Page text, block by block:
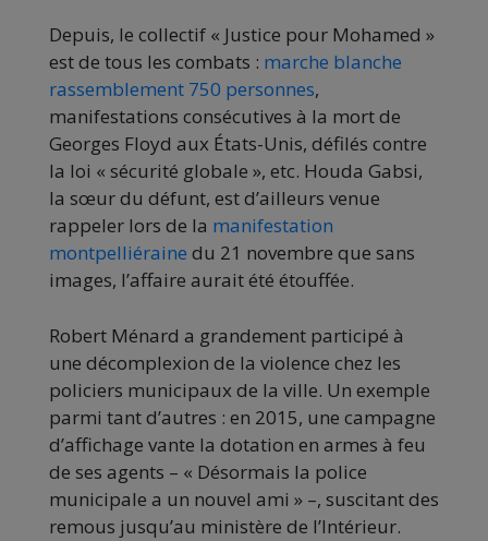
Depuis, le collectif « Justice pour Mohamed »
est de tous les combats : marche blanche
rassemblement 750 personnes,
manifestations consécutives à la mort de
Georges Floyd aux États-Unis, défilés contre
la loi « sécurité globale », etc. Houda Gabsi,
la sœur du défunt, est d’ailleurs venue
rappeler lors de la manifestation
montpelliéraine du 21 novembre que sans
images, l’affaire aurait été étouffée.
Robert Ménard a grandement participé à
une décomplexion de la violence chez les
policiers municipaux de la ville. Un exemple
parmi tant d’autres : en 2015, une campagne
d’affichage vante la dotation en armes à feu
de ses agents – « Désormais la police
municipale a un nouvel ami » –, suscitant des
remous jusqu’au ministère de l’Intérieur.